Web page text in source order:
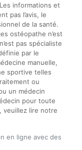
Les informations et
pas l’avis, le
de la santé.
ostéopathe n’est
pas spécialiste
par le
manuelle,
sportive telles
ou
un médecin
pour toute
veuillez lire notre
en ligne avec des